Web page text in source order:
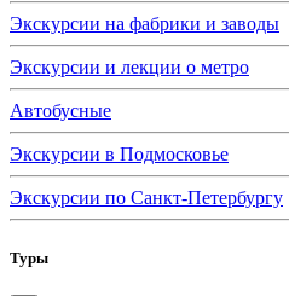
Экскурсии на фабрики и заводы
Экскурсии и лекции о метро
Автобусные
Экскурсии в Подмосковье
Экскурсии по Санкт-Петербургу
Туры